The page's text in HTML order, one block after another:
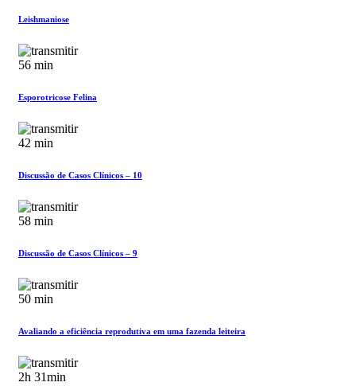
Leishmaniose
56 min
Esporotricose Felina
42 min
Discussão de Casos Clínicos – 10
58 min
Discussão de Casos Clínicos – 9
50 min
Avaliando a eficiência reprodutiva em uma fazenda leiteira
2h 31min